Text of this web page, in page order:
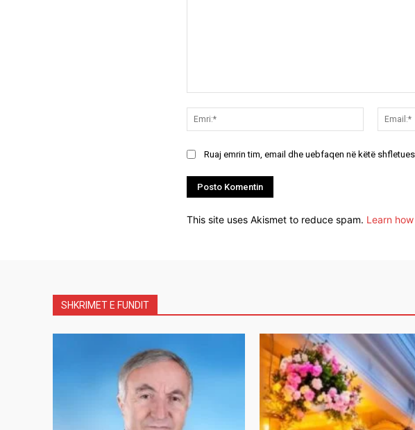
Emri:*
Ruaj emrin tim, email dhe uebfaqen në këtë
This site uses Akismet to reduce spam. Learn
SHKRIMET E FUNDIT